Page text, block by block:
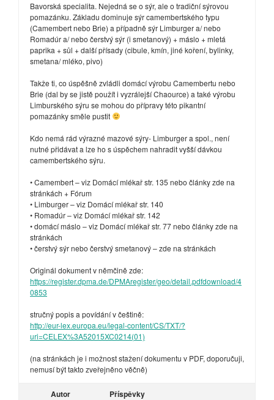
Bavorská specialita. Nejedná se o sýr, ale o tradiční sýrovou
pomazánku. Základu dominuje sýr camembertského typu
(Camembert nebo Brie) a případně sýr Limburger a/ nebo
Romadúr a/ nebo čerstvý sýr (i smetanový) + máslo + mletá
paprika + sůl + další přísady (cibule, kmín, jiné koření, bylinky,
smetana/ mléko, pivo)
Takže ti, co úspěšně zvládli domácí výrobu Camembertu nebo
Brie (dal by se jistě použít i vyzrálejší Chaource) a také výrobu
Limburského sýru se mohou do přípravy této pikantní
pomazánky směle pustit
Kdo nemá rád výrazné mazové sýry- Limburger a spol., není
nutné přidávat a lze ho s úspěchem nahradit vyšší dávkou
camembertského sýru.
• Camembert – viz Domácí mlékař str. 135 nebo články zde na
stránkách + Fórum
• Limburger – viz Domácí mlékař str. 140
• Romadúr – viz Domácí mlékař str. 142
• domácí máslo – viz Domácí mlékař str. 77 nebo články zde na
stránkách
• čerstvý sýr nebo čerstvý smetanový – zde na stránkách
Originál dokument v němčině zde:
https://register.dpma.de/DPMAregister/geo/detail.pdfdownload/4
0853
stručný popis a povídání v češtině:
http://eur-lex.europa.eu/legal-content/CS/TXT/?
uri=CELEX%3A52015XC0214(01)
(na stránkách je i možnost stažení dokumentu v PDF, doporučuji,
nemusí být takto zveřejněno věčně)
Autor Příspěvky